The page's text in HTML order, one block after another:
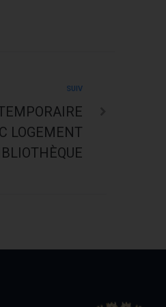
SUIV
LOGEMENT